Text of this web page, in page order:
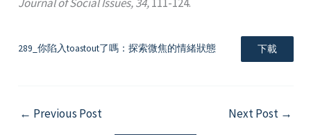
289_你陷入toastout了嗎：探索微焦的情緒狀態 下載
← Previous Post Next Post →